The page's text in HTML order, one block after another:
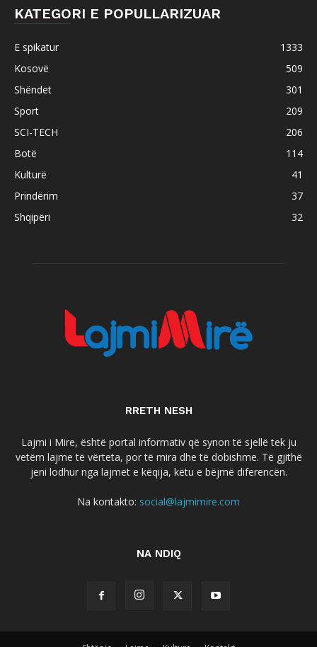
KATEGORI E POPULLARIZUAR
E spikatur
1333
Kosovë
509
Shëndet
301
Sport
209
SCI-TECH
206
Botë
114
Kulturë
41
Prindërim
37
Shqipëri
32
RRETH NESH
Lajmi i Mire, është portal informativ që synon të sjellë tek ju
vetëm lajme të vërteta, por të mira dhe të dobishme. Të gjithë
jeni lodhur nga lajmet e këqija, këtu e bëjmë diferencën.
Na kontakto: social@lajmimire.com
NA NDIQ